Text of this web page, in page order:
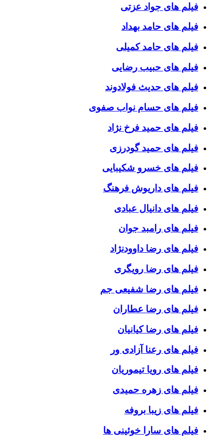
فیلم های جواد عزتی
فیلم های حامد بهداد
فیلم های حامد کمیلی
فیلم های حبیب رضایی
فیلم های حدیث فولادوند
فیلم های حسام نواب صفوی
فیلم های حمید فرخ نژاد
فیلم های حمید گودرزی
فیلم های خسرو شکیبایی
فیلم های داریوش فرهنگ
فیلم های دانیال عبادی
فیلم های رامبد جوان
فیلم های رضا داوودنژاد
فیلم های رضا رویگری
فیلم های رضا شفیعی جم
فیلم های رضا عطاران
فیلم های رضا کیانیان
فیلم های رعنا آزادی ور
فیلم های رویا تیموریان
فیلم های زهره حمیدی
فیلم های زیبا بروفه
فیلم های سارا خوئینی ها